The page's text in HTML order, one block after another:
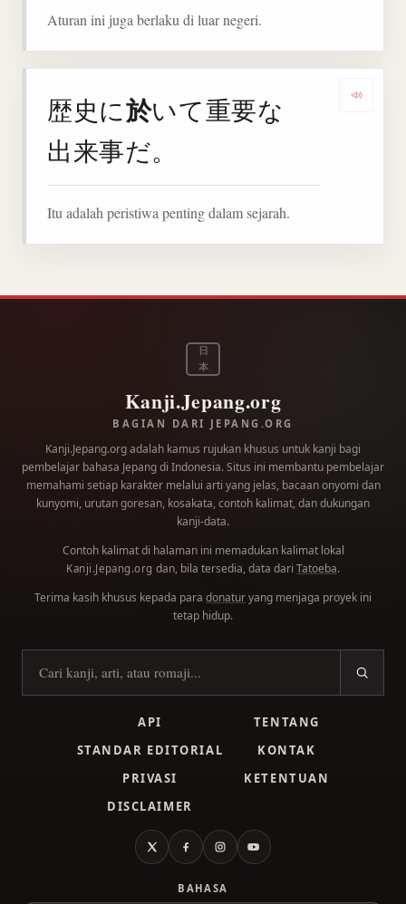
Aturan ini juga berlaku di luar negeri.
歴史に於いて重要な
出来事だ。
Itu adalah peristiwa penting dalam sejarah.
日
本
Kanji.Jepang.org
BAGIAN DARI JEPANG.ORG
Kanji.Jepang.org adalah kamus rujukan khusus untuk kanji bagi
pembelajar bahasa Jepang di Indonesia. Situs ini membantu pembelajar
memahami setiap karakter melalui arti yang jelas, bacaan onyomi dan
kunyomi, urutan goresan, kosakata, contoh kalimat, dan dukungan
kanji-data.
Contoh kalimat di halaman ini memadukan kalimat lokal
Kanji.Jepang.org dan, bila tersedia, data dari Tatoeba.
Terima kasih khusus kepada para donaturyang menjaga proyek ini
tetap hidup.
Cari kanji
API
TENTANG
STANDAR EDITORIAL
KONTAK
PRIVASI
KETENTUAN
DISCLAIMER
X FacebookInstagramYouTube
BAHASA